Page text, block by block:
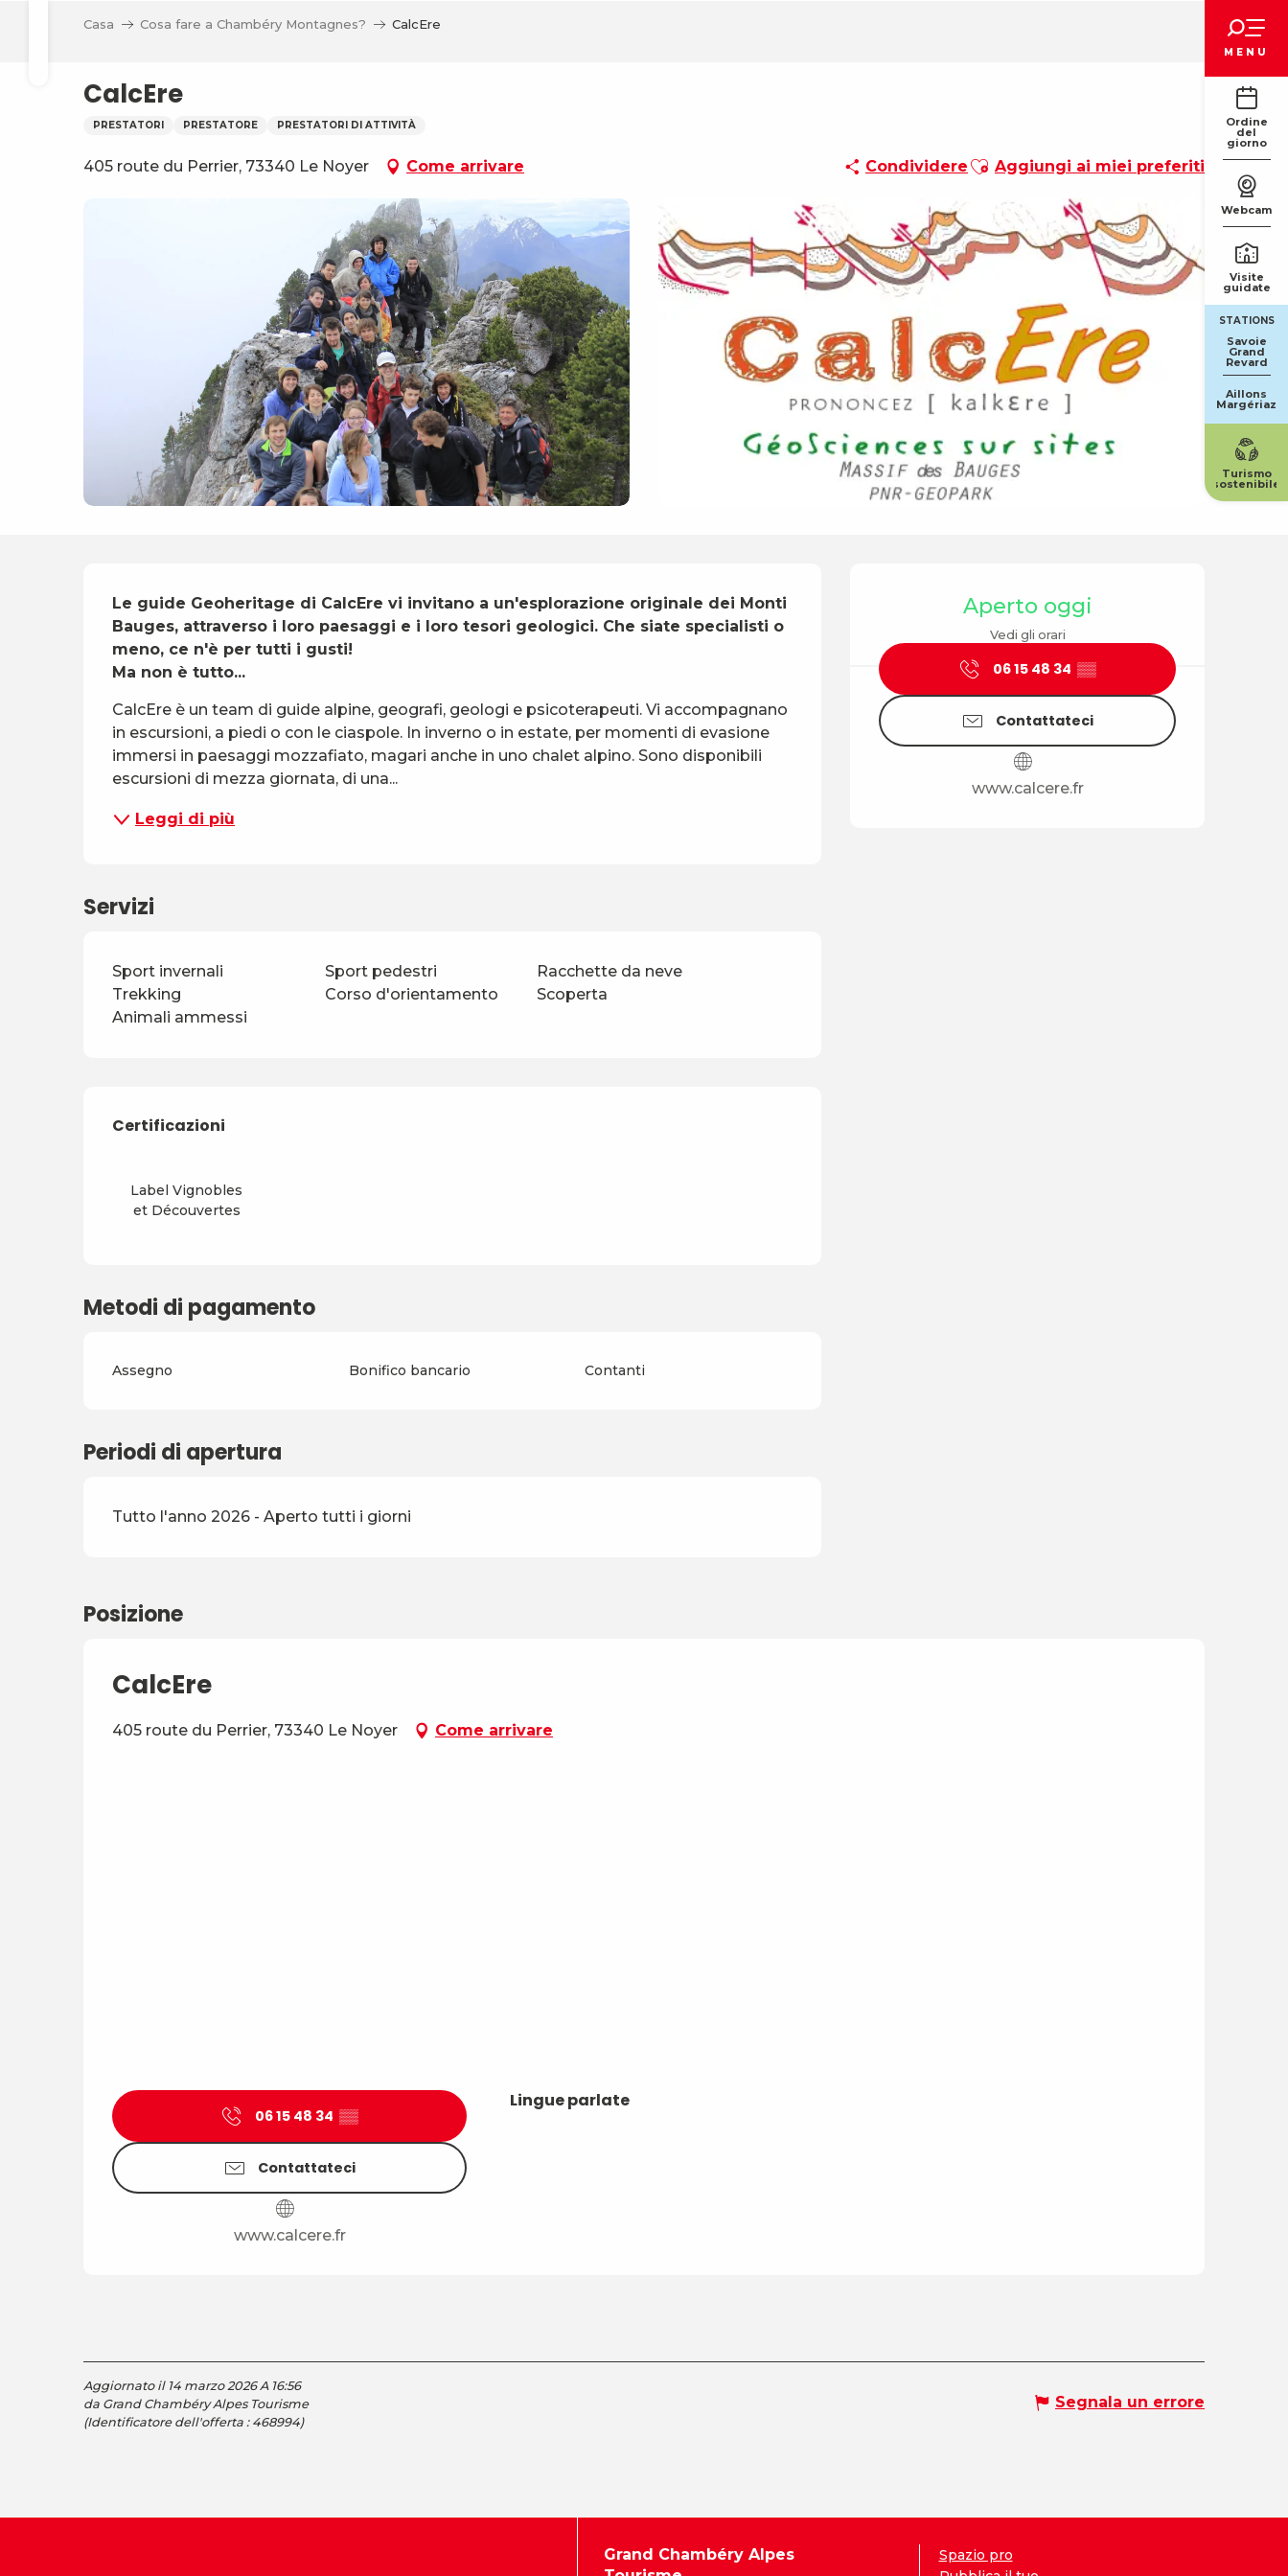
MENU
Ordine
del
giorno
Webcam
Visite
guidate
STATIONS
Savoie
Grand
Revard
Aillons
Margériaz
Turismo
sostenibile
Casa Cosa fare a Chambéry Montagnes? CalcEre
CalcEre
PRESTATORI PRESTATORE PRESTATORI DI ATTIVITÀ
405 route du Perrier, 73340 Le Noyer Come arrivare Condividere Ajouter aux favoris
Aggiungi ai miei preferiti
Orari e contatti
Aperto oggi
Vedi gli orari
06 15 48 34 ▒▒
Contattateci
www.calcere.fr
Descrizione
Le guide Geoheritage di CalcEre vi invitano a un'esplorazione originale dei Monti
Bauges, attraverso i loro paesaggi e i loro tesori geologici. Che siate specialisti o
meno, ce n'è per tutti i gusti!
Ma non è tutto...
CalcEre è un team di guide alpine, geografi, geologi e psicoterapeuti. Vi accompagnano
in escursioni, a piedi o con le ciaspole. In inverno o in estate, per momenti di evasione
immersi in paesaggi mozzafiato, magari anche in uno chalet alpino. Sono disponibili
escursioni di mezza giornata, di una...
Leggi di più
Servizi
Sport invernali Sport pedestri
Racchette da neve
Trekking
Corso d'orientamento
Scoperta
Animali ammessi
Offerte di prestazioni
Certificazioni
Certificazioni
Label Vignobles
et Découvertes
Metodi di pagamento
Assegno Bonifico bancario Contanti
Periodi di apertura
Tutto l'anno 2026 - Aperto tutti i giorni
Posizione
CalcEre
405 route du Perrier, 73340 Le Noyer Come arrivare
06 15 48 34 ▒▒
Contattateci
www.calcere.fr
Lingue parlate
Lingue parlate
Aggiornato il 14 marzo 2026 A 16:56
da Grand Chambéry Alpes Tourisme
(Identificatore dell'offerta : 468994)
Segnala un errore
Grand Chambéry Alpes
Spazio pro